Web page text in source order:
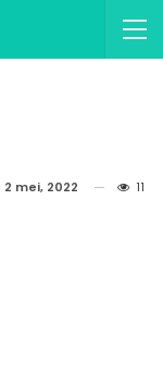
2 mei, 2022 11